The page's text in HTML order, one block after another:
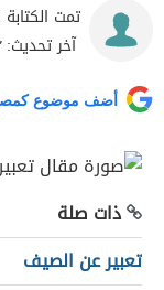
تمت
آخر تحديث:
أضف موضوع
ذات صلة
تعبير عن الصيف